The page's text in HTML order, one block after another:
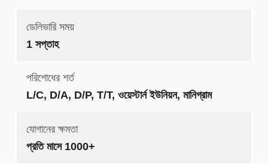
ডেলিভারি সময়
1 সপ্তাহ
পরিশোধের শর্ত
L/C, D/A, D/P, T/T, ওয়েস্টার্ন ইউনিয়ন, মানিগ্রাম
যোগানের ক্ষমতা
প্রতি মাসে 1000+